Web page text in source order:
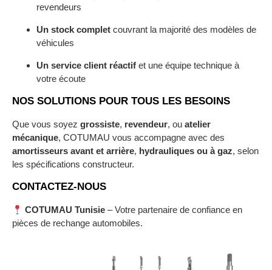
revendeurs
Un stock complet couvrant la majorité des modèles de
véhicules
Un service client réactif et une équipe technique à
votre écoute
NOS SOLUTIONS POUR TOUS LES BESOINS
Que vous soyez grossiste, revendeur, ou atelier
mécanique, COTUMAU vous accompagne avec des
amortisseurs avant et arrière, hydrauliques ou à gaz, selon
les spécifications constructeur.
CONTACTEZ-NOUS
COTUMAU Tunisie – Votre partenaire de confiance en
pièces de rechange automobiles.